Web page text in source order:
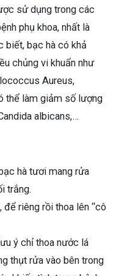
sử dụng trong các
phụ khoa, nhất là
biết, bạc hà có khả
chủng vi khuẩn như
Aureus,
thể làm giảm số lượng
albicans,…
hà tươi mang rửa
trắng.
riêng rồi thoa lên “cô
ý chỉ thoa nước lá
thụt rửa vào bên trong